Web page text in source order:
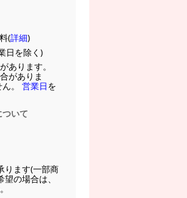
(詳細)
日を除く)
あります。
がありま
。 営業日を
ついて
ります(一部商
の場合は、